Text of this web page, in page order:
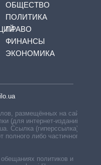
ОБЩЕСТВО
ПОЛИТИКА
ПРАВО
ФИНАНСЫ
ЭКОНОМИКА
размещённых на сайте,
(для интернет-изданий —
Ссылка (гиперссылка)
либо частичного
политиков и